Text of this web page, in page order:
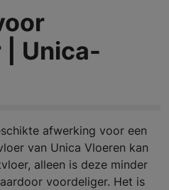
| Unica-
afwerking voor een
van Unica Vloeren kan
alleen is deze minder
voordeliger. Het is